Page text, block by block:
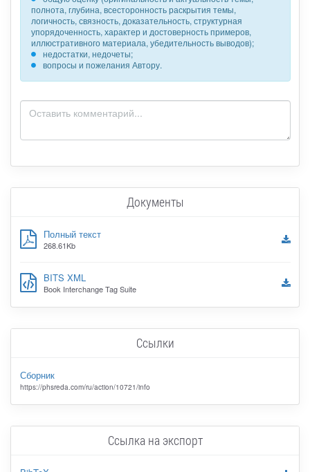
полнота, глубина, всесторонность раскрытия темы,
логичность, связность, доказательность, структурная
упорядоченность, характер и достоверность примеров,
иллюстративного материала, убедительность выводов);
недостатки, недочеты;
вопросы и пожелания Автору.
Документы
Полный текст
268.61Kb
BITS XML
Book Interchange Tag Suite
Ссылки
Сборник
https://phsreda.com/ru/action/10721/info
Ссылка на экспорт